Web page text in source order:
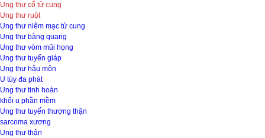
Ung thư cổ tử cung
Ung thư ruột
Ung thư niêm mạc tử cung
Ung thư bàng quang
Ung thư vòm mũi họng
Ung thư tuyến giáp
Ung thư hậu môn
U tủy đa phát
Ung thư tinh hoàn
khối u phần mềm
Ung thư tuyến thượng thận
sarcoma xương
Ung thư thận